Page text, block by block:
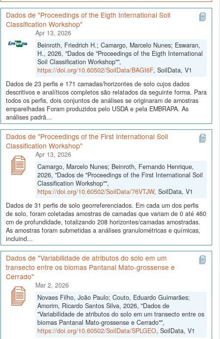
Dados de "Proceedings of the Eigth International Soil
Classification Workshop"
Apr 13, 2026
Beinroth, Friedrich H.; Camargo, Marcelo Nunes; Eswaran,
H., 2026, "Dados de "Proceedings of the Eigth International
Soil Classification Workshop"",
https://doi.org/10.60502/SoilData/BAGI6F, SoilData, V1
Dados de 23 perfis e 171 camadas/horizontes de solo cujos dados
descritivos e analíticos completos são relatados da seguinte forma. Para
todos os perfis, dois conjuntos de análises se originaram de amostras
emparelhadas Foram produzidos pelo USDA e pela EMBRAPA. As
análises padrã...
Dados de "Proceedings of the First International Soil
Classification Workshop"
Apr 13, 2026
Camargo, Marcelo Nunes; Beinroth, Fernando Henrique,
2026, "Dados de "Proceedings of the First International Soil
Classification Workshop"",
https://doi.org/10.60502/SoilData/76VTJW, SoilData, V1
Dados de 31 perfis de solo georreferenciados. Em cada um dos perfis
de solo, foram coletadas amostras de camadas que variam de 0 até 460
cm de profundidade, totalizando 208 horizontes/camadas amostradas.
As amostras foram submetidas a análises granulométricas e químicas,
incluind...
Dados de "Variabilidade de atributos do solo em um
transecto entre os biomas Pantanal Mato-grossense e
Cerrado"
Mar 2, 2026
Novaes Filho, João Paulo; Couto, Eduardo Guimarães;
Amorim, Ricardo Santos Silva, 2026, "Dados de
"Variabilidade de atributos do solo em um transecto entre os
biomas Pantanal Mato-grossense e Cerrado"",
https://doi.org/10.60502/SoilData/SPLGEO, SoilData, V1